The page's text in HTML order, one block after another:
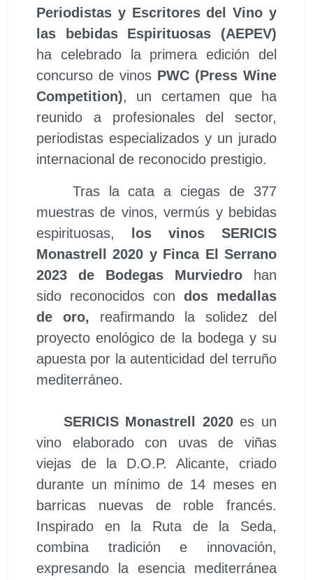
Periodistas y Escritores del Vino y
las bebidas Espirituosas (AEPEV)
ha celebrado la primera edición del
concurso de vinos PWC (Press Wine
Competition), un certamen que ha
reunido a profesionales del sector,
periodistas especializados y un jurado
internacional de reconocido prestigio.
Tras la cata a ciegas de 377
muestras de vinos, vermús y bebidas
espirituosas, los vinos SERICIS
Monastrell 2020 y Finca El Serrano
2023 de Bodegas Murviedro
han
sido reconocidos con dos medallas
de oro, reafirmando la solidez del
proyecto enológico de la bodega y su
apuesta por la autenticidad del terruño
mediterráneo.
SERICIS Monastrell 2020es un
vino elaborado con uvas de viñas
viejas de la D.O.P. Alicante, criado
durante un mínimo de 14 meses en
barricas nuevas de roble francés.
Inspirado en la Ruta de la Seda,
combina tradición e innovación,
expresando la esencia mediterránea